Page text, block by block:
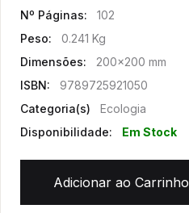
Nº Páginas:
102
Peso:
0.241 Kg
Dimensões:
200x200 mm
ISBN:
9789725921050
Categoria(s)
Ecologia
Disponibilidade:
Em Stock
Adicionar ao Carrinho